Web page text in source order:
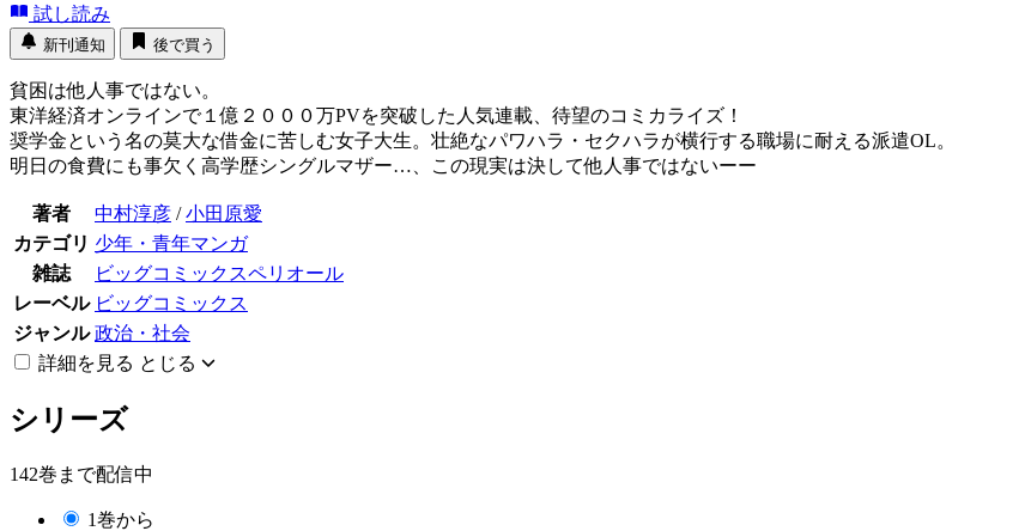
試し読み
新刊通知 後で買う
貧困は他人事ではない。
東洋経済オンラインで１億２０００万PVを突破した人気連載、待望のコミカライズ！
奨学金という名の莫大な借金に苦しむ女子大生。壮絶なパワハラ・セクハラが横行する職場に耐える派遣OL。
明日の食費にも事欠く高学歴シングルマザー…、この現実は決して他人事ではないーー
著者 中村淳彦 /小田原愛
カテゴリ 少年・青年マンガ
雑誌
ビッグコミックスペリオール
レーベル ビッグコミックス
ジャンル 政治・社会
詳細を見る とじる
シリーズ
142巻まで配信中
1巻から